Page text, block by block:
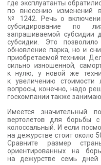
где эксплуатанты
по внесению изменений в
№ 1242. Речь о
субсидирование по
запрашиваемой субсидии
субсидии. Это
обновление парка, но и
приобретаемой техники.
сильно изношенной,
к нулю, у новой же
к увеличению стоимости
вопросы, конечно, надо
госкомпании также
Имеется значительный
вертолетов для борьбы
колоссальный. И если
на дежурстве стоит около
Сравните размер
ориентированных на
на дежурстве семь